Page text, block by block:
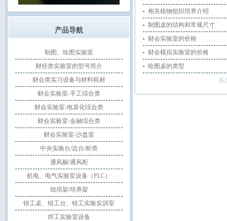
产品导航
制图、绘图实验室
财经类实验室的型号简介
财会类实习设备与材料耗材
财会实验室-手工综合类
财会实验室-电算化综合类
财会实验室-金融综合类
财会实验室-沙盘室
中央实验台/边台/柜类
通风橱/通风柜
机电、电气实验室设备（PLC）
组培架/培养架
钳工桌、钳工台、钳工实验实训室
焊工实验室设备
相关植物组织培养介绍
制图桌的结构和常规尺寸
财会实验室的价格
财会模拟实验室的价格
绘图桌的类型
首